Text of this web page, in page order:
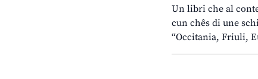
Un libri che al
cun chês di une
“Occitania, Friuli,